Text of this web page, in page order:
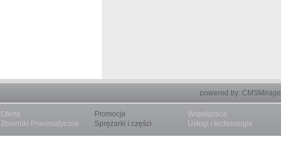
powered by: CMSMirage
Oferta Promocje
Współpraca
Zbiorniki Pneumatyczne Sprężarki i części Usługi i technologie